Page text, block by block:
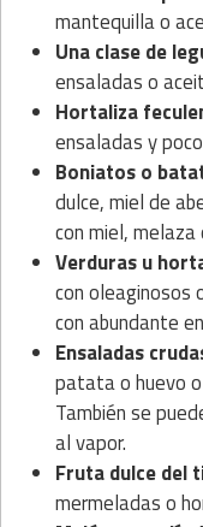
mantequilla o
Una clase de
ensaladas o
Hortaliza
ensaladas y
Boniatos o
dulce, miel de
con miel, melaza
Verduras u
con oleaginosos
con abundante
Ensaladas
patata o huevo
También se
al vapor.
Fruta dulce del
mermeladas o